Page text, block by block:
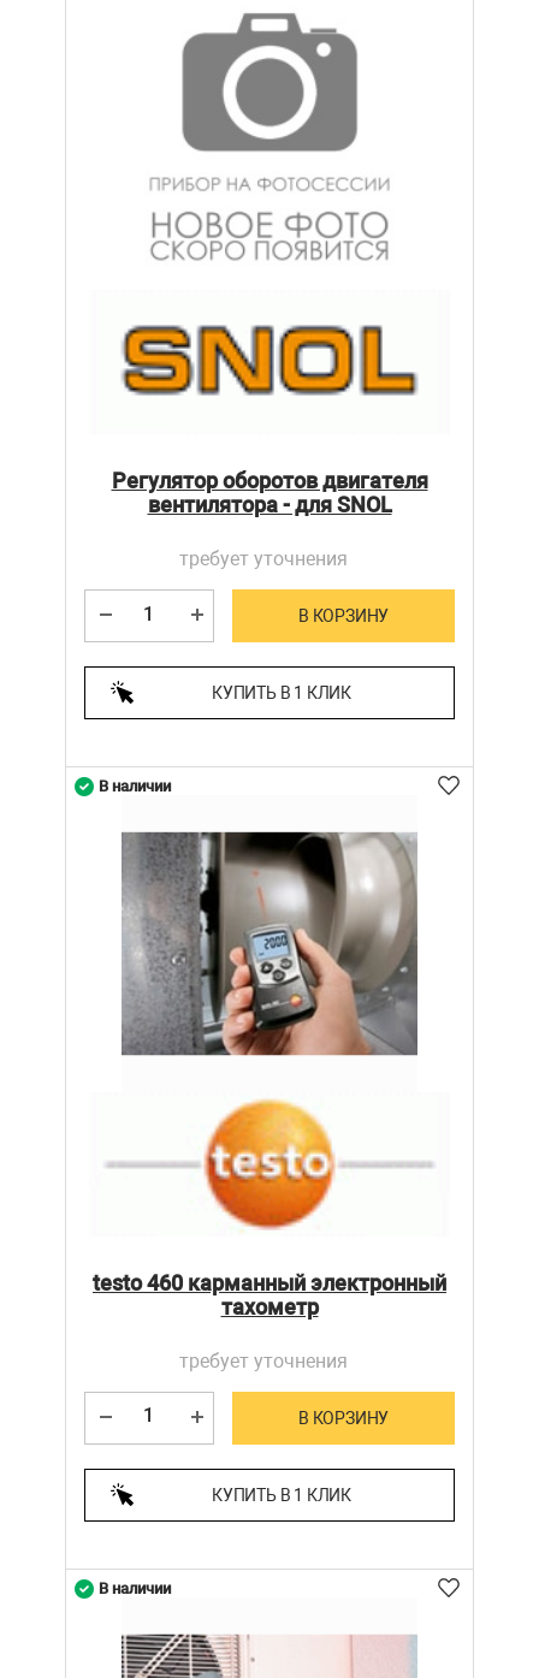
Регулятор оборотов двигателя
вентилятора - для SNOL
требует уточнения
В КОРЗИНУ
КУПИТЬ В 1 КЛИК
testo 460 карманный электронный
тахометр
требует уточнения
В КОРЗИНУ
КУПИТЬ В 1 КЛИК
В наличии
В наличии